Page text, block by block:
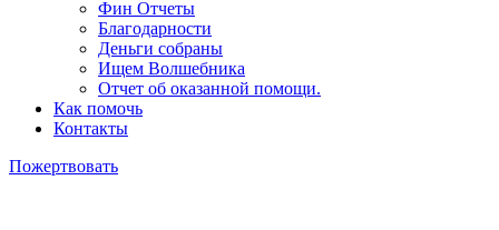
Фин Отчеты
Благодарности
Деньги собраны
Ищем Волшебника
Отчет об оказанной помощи.
Как помочь
Контакты
Пожертвовать